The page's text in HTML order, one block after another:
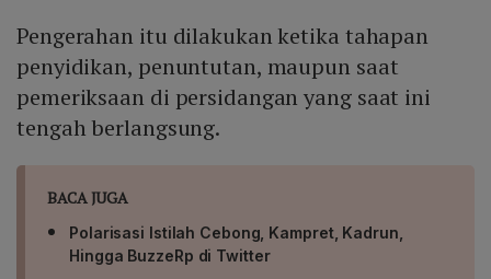
Pengerahan itu dilakukan ketika tahapan
penyidikan, penuntutan, maupun saat
pemeriksaan di persidangan yang saat ini
tengah berlangsung.
BACA JUGA
Polarisasi Istilah Cebong, Kampret, Kadrun,
Hingga BuzzeRp di Twitter